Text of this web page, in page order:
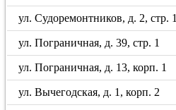
ул. Судоремонтников, д. 2, стр. 1
ул. Пограничная, д. 39, стр. 1
ул. Пограничная, д. 13, корп. 1
ул. Вычегодская, д. 1, корп. 2